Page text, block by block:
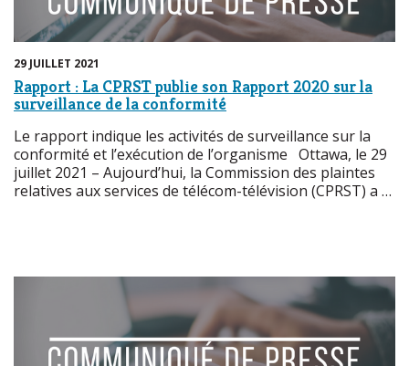
29 JUILLET 2021
Rapport : La CPRST publie son Rapport 2020 sur la
surveillance de la conformité
Le rapport indique les activités de surveillance sur la
conformité et l’exécution de l’organisme Ottawa, le 29
juillet 2021 – Aujourd’hui, la Commission des plaintes
relatives aux services de télécom-télévision (CPRST) a …